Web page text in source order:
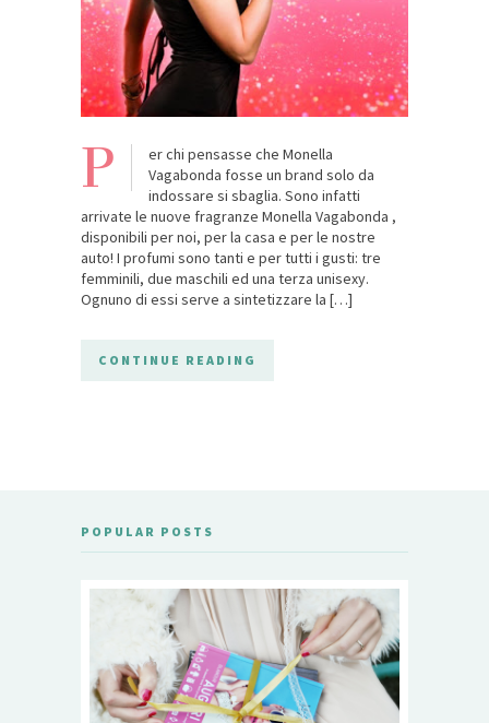
P
er chi pensasse che Monella
Vagabonda fosse un brand solo da
indossare si sbaglia. Sono infatti
arrivate le nuove fragranze Monella Vagabonda ,
disponibili per noi, per la casa e per le nostre
auto! I profumi sono tanti e per tutti i gusti: tre
femminili, due maschili ed una terza unisexy.
Ognuno di essi serve a sintetizzare la […]
CONTINUE READING
POPULAR POSTS